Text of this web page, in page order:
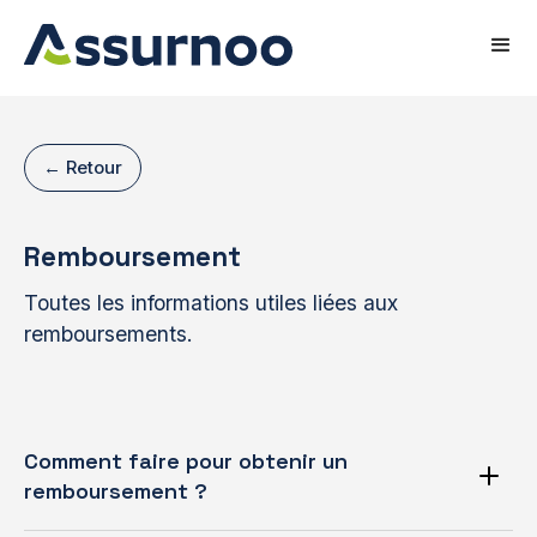
← Retour
Remboursement
Toutes les informations utiles liées aux
remboursements.
Comment faire pour obtenir un
remboursement ?